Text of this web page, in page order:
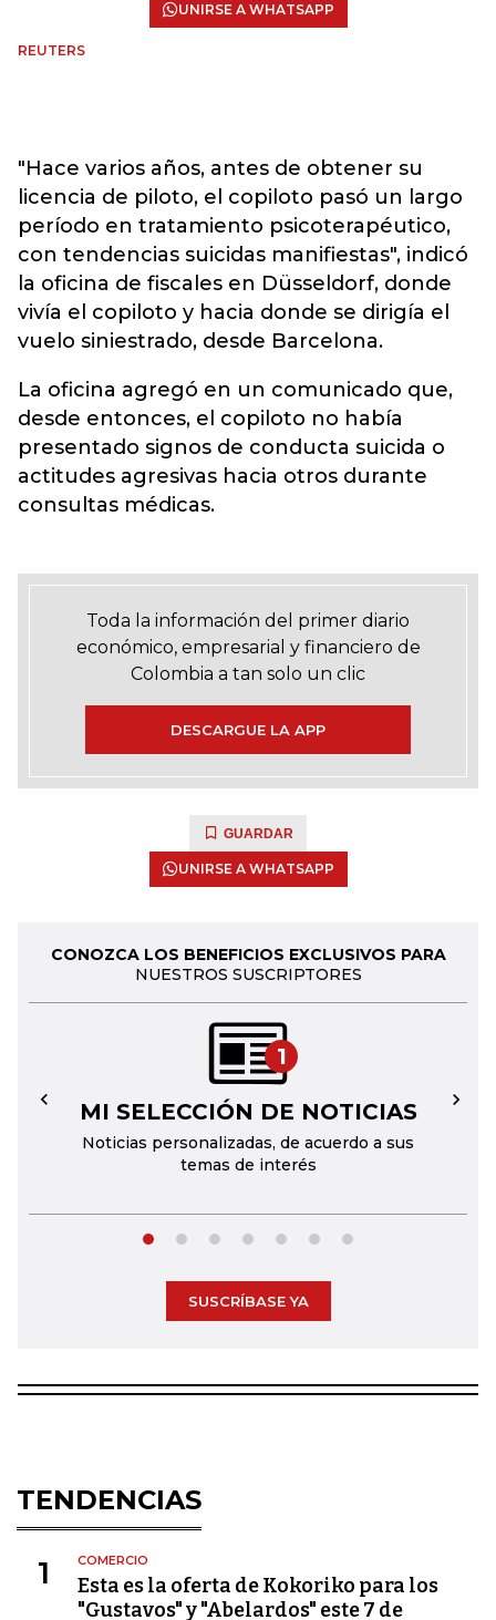
UNIRSE A WHATSAPP
REUTERS
"Hace varios años, antes de obtener su
licencia de piloto, el copiloto pasó un largo
período en tratamiento psicoterapéutico,
con tendencias suicidas manifiestas", indicó
la oficina de fiscales en Düsseldorf, donde
vivía el copiloto y hacia donde se dirigía el
vuelo siniestrado, desde Barcelona.
La oficina agregó en un comunicado que,
desde entonces, el copiloto no había
presentado signos de conducta suicida o
actitudes agresivas hacia otros durante
consultas médicas.
Toda la información del primer diario
económico, empresarial y financiero de
Colombia a tan solo un clic
DESCARGUE LA APP
GUARDAR
UNIRSE A WHATSAPP
CONOZCA LOS BENEFICIOS EXCLUSIVOS PARA
NUESTROS SUSCRIPTORES
1
MI SELECCIÓN DE NOTICIAS
Noticias personalizadas, de acuerdo a sus
temas de interés
← →
SUSCRÍBASE YA
TENDENCIAS
1 COMERCIO
Esta es la oferta de Kokoriko para los
"Gustavos" y "Abelardos" este 7 de